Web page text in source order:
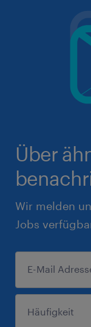
Über
Wir melden
Jobs